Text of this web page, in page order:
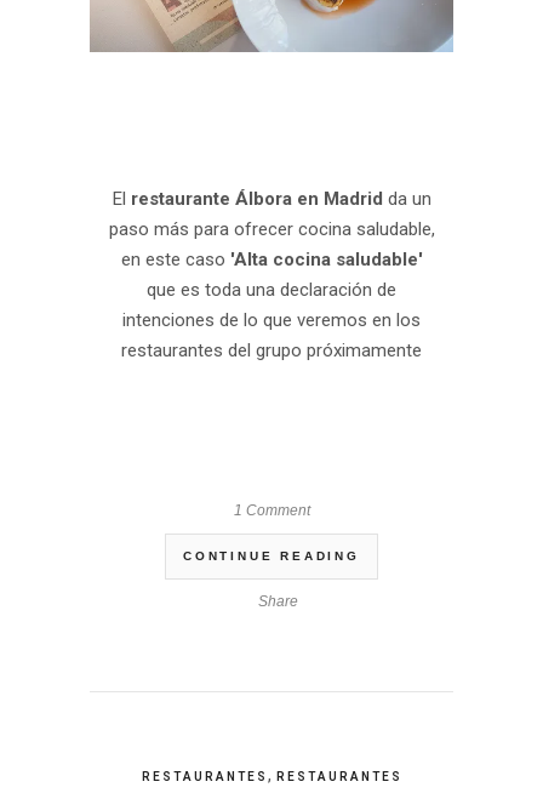
El restaurante Álbora en Madrid da un
paso más para ofrecer cocina saludable,
en este caso 'Alta cocina saludable'
que es toda una declaración de
intenciones de lo que veremos en los
restaurantes del grupo próximamente
1 Comment
CONTINUE READING
Share
RESTAURANTES , RESTAURANTES